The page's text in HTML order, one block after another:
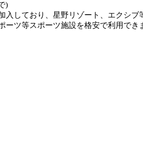
)
しており、星野リゾート、エクシブ
ーツ等スポーツ施設を格安で利用でき